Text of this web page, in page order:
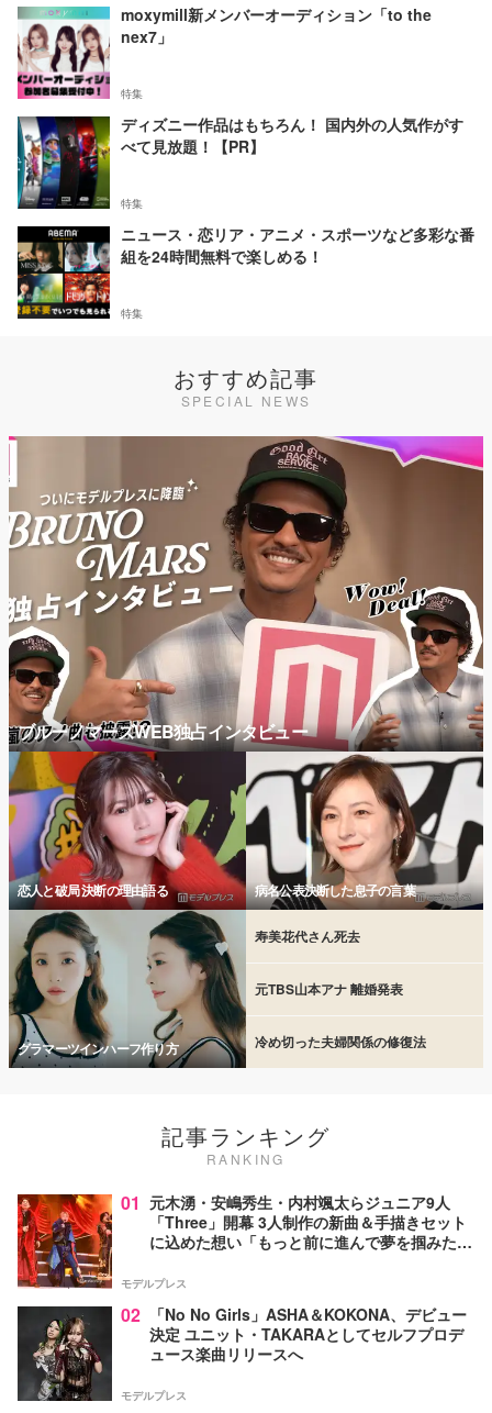
moxymill新メンバーオーディション「to the
nex7」
特集
ディズニー作品はもちろん！ 国内外の人気作がす
べて見放題！【PR】
特集
ニュース・恋リア・アニメ・スポーツなど多彩な番
組を24時間無料で楽しめる！
特集
おすすめ記事
SPECIAL NEWS
ブルーノマーズWEB独占インタビュー
恋人と破局 決断の理由語る 病名公表決断した息子の言葉
グラマーツインハーフ作り方
寿美花代さん死去
元TBS山本アナ 離婚発表
冷め切った夫婦関係の修復法
記事ランキング
RANKING
01 元木湧・安嶋秀生・内村颯太らジュニア9人
「Three」開幕 3人制作の新曲＆手描きセット
に込めた想い「もっと前に進んで夢を掴みた
モデルプレス
02
「No No Girls」ASHA＆KOKONA、デビュー
決定 ユニット・TAKARAとしてセルフプロデ
ュース楽曲リリースへ
モデルプレス